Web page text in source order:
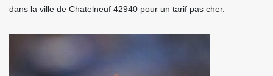
dans la ville de Chatelneuf 42940 pour un tarif pas cher.